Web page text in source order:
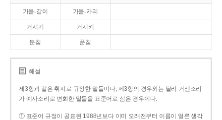
가을-갈이 가을-카리
거시기 거시키
분침 푼침
해설
제3항과 같은 취지로 규정한 말들이나, 제3항의 경우와는 달리 거센소리
가 예사소리로 변화한 말들을 표준어로 삼은 경우이다.
① 표준어 규정이 공표된 1988년보다 이미 오래전부터 이름이 얼른 생각